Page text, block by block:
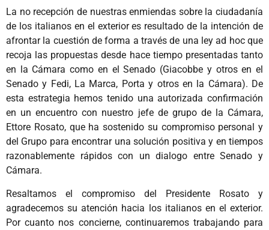
La no recepción de nuestras enmiendas sobre la ciudadanía
de los italianos en el exterior es resultado de la intención de
afrontar la cuestión de forma a través de una ley ad hoc que
recoja las propuestas desde hace tiempo presentadas tanto
en la Cámara como en el Senado (Giacobbe y otros en el
Senado y Fedi, La Marca, Porta y otros en la Cámara). De
esta estrategia hemos tenido una autorizada confirmación
en un encuentro con nuestro jefe de grupo de la Cámara,
Ettore Rosato, que ha sostenido su compromiso personal y
del Grupo para encontrar una solución positiva y en tiempos
razonablemente rápidos con un dialogo entre Senado y
Cámara.
Resaltamos el compromiso del Presidente Rosato y
agradecemos su atención hacia los italianos en el exterior.
Por cuanto nos concierne, continuaremos trabajando para